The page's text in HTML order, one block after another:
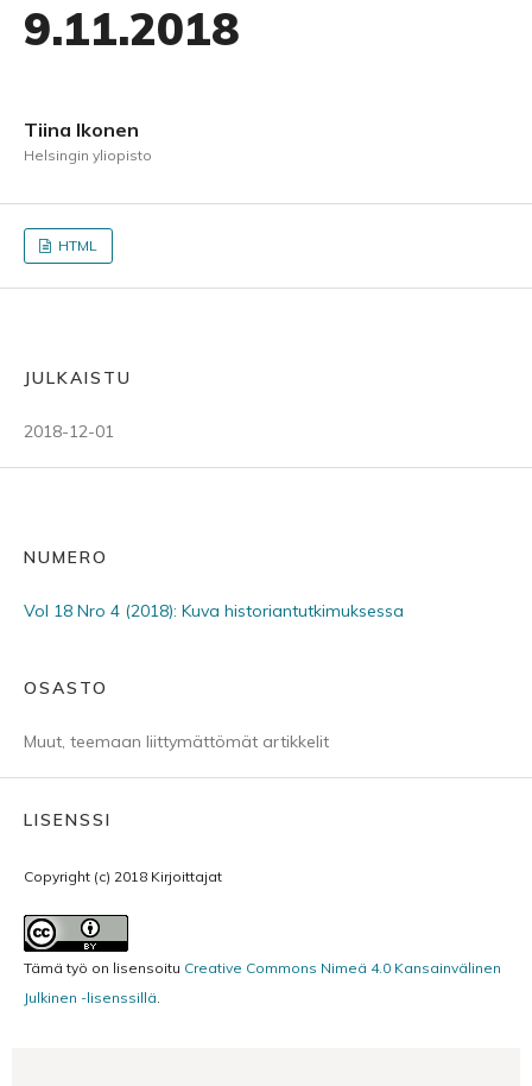
9.11.2018
Tiina Ikonen
Helsingin yliopisto
HTML
JULKAISTU
2018-12-01
NUMERO
Vol 18 Nro 4 (2018): Kuva historiantutkimuksessa
OSASTO
Muut, teemaan liittymättömät artikkelit
LISENSSI
Copyright (c) 2018 Kirjoittajat
Tämä työ on lisensoitu Creative Commons Nimeä 4.0 Kansainvälinen
Julkinen -lisenssillä.